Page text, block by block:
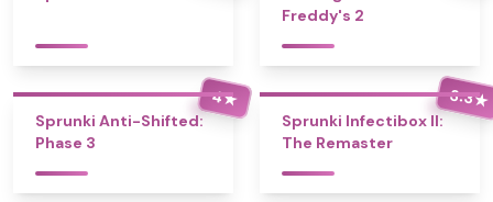
Freddy's 2
4★
Sprunki Anti-Shifted:
Phase 3
3.3★
Sprunki Infectibox II:
The Remaster